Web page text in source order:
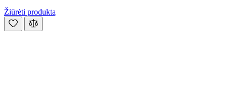
Žiūrėti produktą